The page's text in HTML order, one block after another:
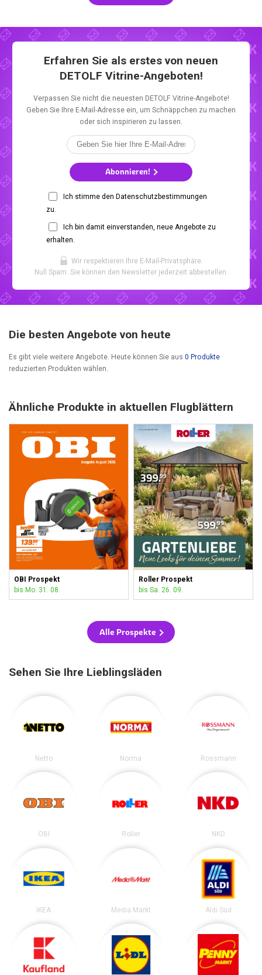
Erfahren Sie als erstes von neuen
DETOLF Vitrine-Angeboten!
Verpassen Sie nicht die neuesten DETOLF Vitrine-Angebote!
Geben Sie Ihre E-Mail-Adresse ein, um Schnäppchen zu machen
oder sich inspirieren zu lassen.
Abonnieren!
Ich stimme den Datenschutzbestimmungen
zu.
Ich bin damit einverstanden, neue Angebote zu
erhalten.
Wir respektieren Ihre E-Mail-Privatsphäre.
Null Spam. Sie können den Newsletter jederzeit abbestellen.
Die besten Angebote von heute
Es gibt viele weitere Angebote. Heute können Sie aus 0 Produkte
reduzierten Produkten wählen.
Ähnliche Produkte in aktuellen Flugblättern
OBI Prospekt
bis Mo. 31. 08.
Roller Prospekt
bis Sa. 26. 09.
Alle Prospekte
Sehen Sie Ihre Lieblingsläden
Netto Norma Rossmann
OBI Roller NKD
IKEA Media Markt Aldi Süd